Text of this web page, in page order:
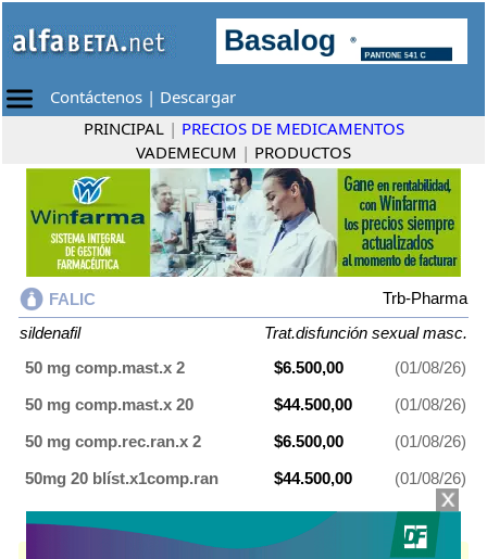
Contáctenos | Descargar
PRINCIPAL | PRECIOS DE MEDICAMENTOS
VADEMECUM | PRODUCTOS
FALIC
Trb-Pharma
sildenafil
Trat.disfunción sexual masc.
50 mg comp.mast.x 2
$6.500,00
(01/08/26)
50 mg comp.mast.x 20
$44.500,00
(01/08/26)
50 mg comp.rec.ran.x 2
$6.500,00
(01/08/26)
50mg 20 blíst.x1comp.ran
$44.500,00 (01/08/26)